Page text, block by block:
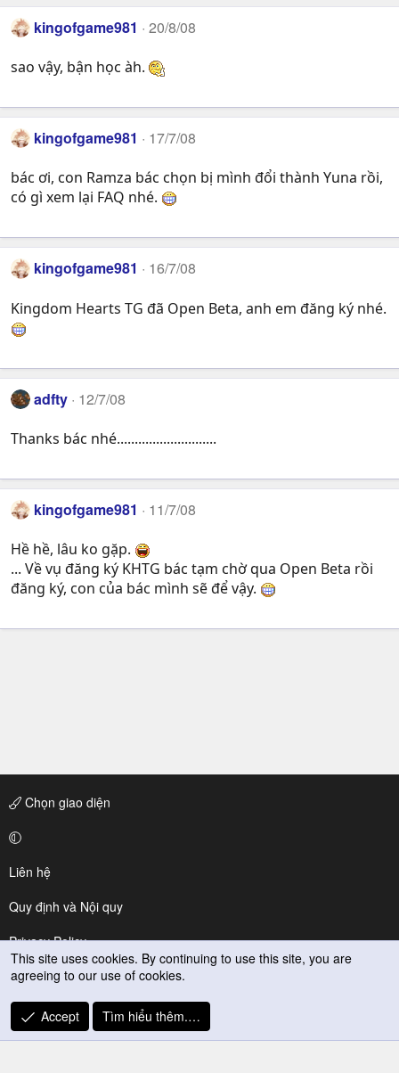
kingofgame981 20/8/08
sao vậy, bận học àh.
kingofgame981 17/7/08
bác ơi, con Ramza bác chọn bị mình đổi thành Yuna rồi,
có gì xem lại FAQ nhé.
kingofgame981 16/7/08
Kingdom Hearts TG đã Open Beta, anh em đăng ký nhé.
adfty 12/7/08
Thanks bác nhé............................
kingofgame981 11/7/08
Hề hề, lâu ko gặp.
... Về vụ đăng ký KHTG bác tạm chờ qua Open Beta rồi
đăng ký, con của bác mình sẽ để vậy.
Chọn giao diện
Liên hệ
Quy định và Nội quy
Privacy Policy
Trợ giúp
R
S
This site uses cookies. By continuing to use this site, you are
agreeing to our use of cookies.
Accept Tìm hiểu thêm.…